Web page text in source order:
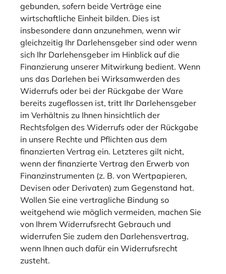
gebunden, sofern beide Verträge eine
wirtschaftliche Einheit bilden. Dies ist
insbesondere dann anzunehmen, wenn wir
gleichzeitig Ihr Darlehensgeber sind oder wenn
sich Ihr Darlehensgeber im Hinblick auf die
Finanzierung unserer Mitwirkung bedient. Wenn
uns das Darlehen bei Wirksamwerden des
Widerrufs oder bei der Rückgabe der Ware
bereits zugeflossen ist, tritt Ihr Darlehensgeber
im Verhältnis zu Ihnen hinsichtlich der
Rechtsfolgen des Widerrufs oder der Rückgabe
in unsere Rechte und Pflichten aus dem
finanzierten Vertrag ein. Letzteres gilt nicht,
wenn der finanzierte Vertrag den Erwerb von
Finanzinstrumenten (z. B. von Wertpapieren,
Devisen oder Derivaten) zum Gegenstand hat.
Wollen Sie eine vertragliche Bindung so
weitgehend wie möglich vermeiden, machen Sie
von Ihrem Widerrufsrecht Gebrauch und
widerrufen Sie zudem den Darlehensvertrag,
wenn Ihnen auch dafür ein Widerrufsrecht
zusteht.